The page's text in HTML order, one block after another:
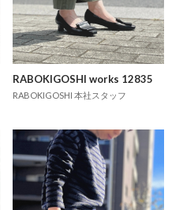
RABOKIGOSHI works 12835
RABOKIGOSHI 本社スタッフ